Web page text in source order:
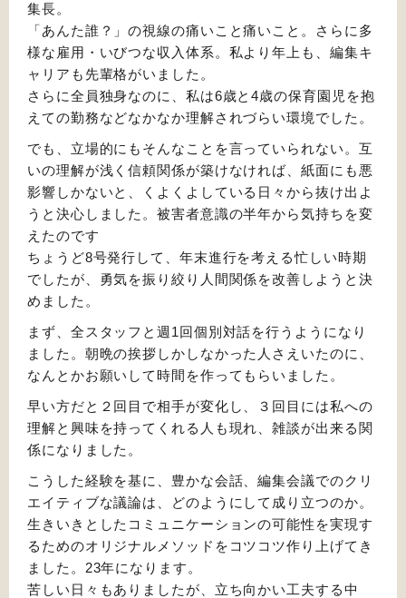
集長。
「あんた誰？」の視線の痛いこと痛いこと。さらに多
様な雇用・いびつな収入体系。私より年上も、編集キ
ャリアも先輩格がいました。
さらに全員独身なのに、私は6歳と4歳の保育園児を抱
えての勤務などなかなか理解されづらい環境でした。
でも、立場的にもそんなことを言っていられない。互
いの理解が浅く信頼関係が築けなければ、紙面にも悪
影響しかないと、くよくよしている日々から抜け出よ
うと決心しました。被害者意識の半年から気持ちを変
えたのです
ちょうど8号発行して、年末進行を考える忙しい時期
でしたが、勇気を振り絞り人間関係を改善しようと決
めました。
まず、全スタッフと週1回個別対話を行うようになり
ました。朝晩の挨拶しかしなかった人さえいたのに、
なんとかお願いして時間を作ってもらいました。
早い方だと２回目で相手が変化し、３回目には私への
理解と興味を持ってくれる人も現れ、雑談が出来る関
係になりました。
こうした経験を基に、豊かな会話、編集会議でのクリ
エイティブな議論は、どのようにして成り立つのか。
生きいきとしたコミュニケーションの可能性を実現す
るためのオリジナルメソッドをコツコツ作り上げてき
ました。23年になります。
苦しい日々もありましたが、立ち向かい工夫する中